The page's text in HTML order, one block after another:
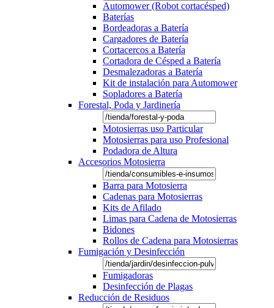
Automower (Robot cortacésped)
Baterías
Bordeadoras a Batería
Cargadores de Batería
Cortacercos a Batería
Cortadora de Césped a Batería
Desmalezadoras a Batería
Kit de instalación para Automower
Sopladores a Batería
Forestal, Poda y Jardinería
Motosierras uso Particular
Motosierras para uso Profesional
Podadora de Altura
Accesorios Motosierra
Barra para Motosierra
Cadenas para Motosierras
Kits de Afilado
Limas para Cadena de Motosierras
Bidones
Rollos de Cadena para Motosierras
Fumigación y Desinfección
Fumigadoras
Desinfección de Plagas
Reducción de Residuos